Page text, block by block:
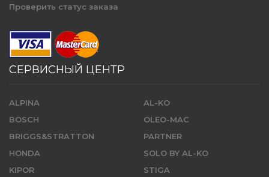
Проверить статус заказа
СЕРВИСНЫЙ ЦЕНТР
ALPINA
BOSCH
BRIGGS&STRATTON
HONDA
KIPOR
AL-KO
OLEO-MAC
PARTNER
SOLO BY AL-KO
STIGA